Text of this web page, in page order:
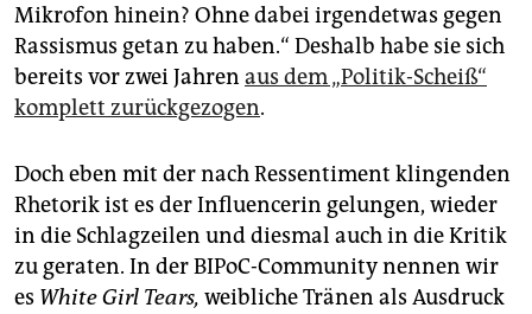
Mikrofon hinein? Ohne dabei irgendetwas gegen
Rassismus getan zu haben.“ Deshalb habe sie sich
bereits vor zwei Jahren aus dem „Politik-Scheiß“
komplett zurückgezogen.
Doch eben mit der nach Ressentiment klingenden
Rhetorik ist es der Influencerin gelungen, wieder
in die Schlagzeilen und diesmal auch in die Kritik
zu geraten. In der BIPoC-Community nennen wir
es White Girl Tears, weibliche Tränen als Ausdruck